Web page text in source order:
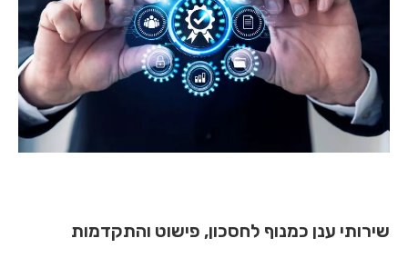
שירותי ענן כמנוף לחסכון, פישוט והתקדמות